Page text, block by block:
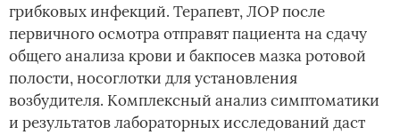
грибковых инфекций. Терапевт, ЛОР после
первичного осмотра отправят пациента на сдачу
общего анализа крови и бакпосев мазка ротовой
полости, носоглотки для установления
возбудителя. Комплексный анализ симптоматики
и результатов лабораторных исследований даст